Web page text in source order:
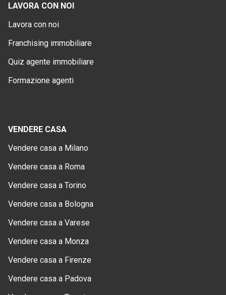
LAVORA CON NOI
Lavora con noi
Franchising immobiliare
Quiz agente immobiliare
Formazione agenti
VENDERE CASA
Vendere casa a Milano
Vendere casa a Roma
Vendere casa a Torino
Vendere casa a Bologna
Vendere casa a Varese
Vendere casa a Monza
Vendere casa a Firenze
Vendere casa a Padova